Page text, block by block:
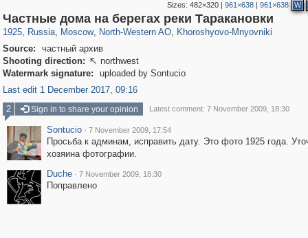
Sizes: 482×320| 961×638| 961×638 W
Частные дома на берегах реки Таракановки
1925, Russia
1,406,504 29,243
, Moscow
319,780 8,286
, North-Western AO
8,080 112
, Khoroshyovo-Mnyovniki
2,367 28
Source:
частный архив
Shooting direction:  northwest
Watermark signature:
uploaded by Sontucio
Last edit 1 December 2017, 09:16
2
Sign in to share your opinion Latest comment: 7 November 2009, 18:30
Sontucio · 7 November 2009, 17:54
Просьба к админам, исправить дату. Это фото 1925 года.
хозяина фотографии.
Duche · 7 November 2009, 18:30
Поправлено